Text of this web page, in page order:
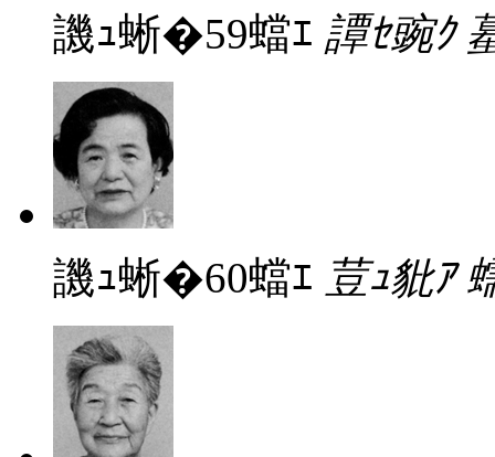
譏ｭ蜥�59蟷ｴ 譚ｾ豌ｸ
譏ｭ蜥�60蟷ｴ 荳ｭ豼ｱ